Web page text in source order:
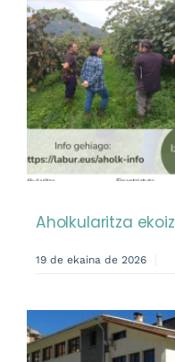
Aholkularitza
19 de ekaina de 2026